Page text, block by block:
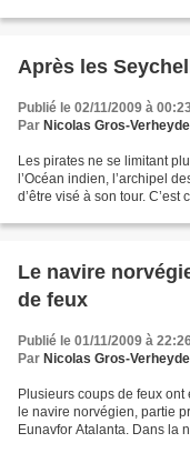
Après les
Publié le 02/11/2009 à
Par Nicolas Gros-Verheyde
Les pirates ne se limitant
l’Océan indien, l’archipel
d’être visé à son tour. C’est
Le navire
de feux
Publié le 01/11/2009 à
Par Nicolas Gros-Verheyde
Plusieurs coups de feux
le navire norvégien, partie
Eunavfor Atalanta. Dans la